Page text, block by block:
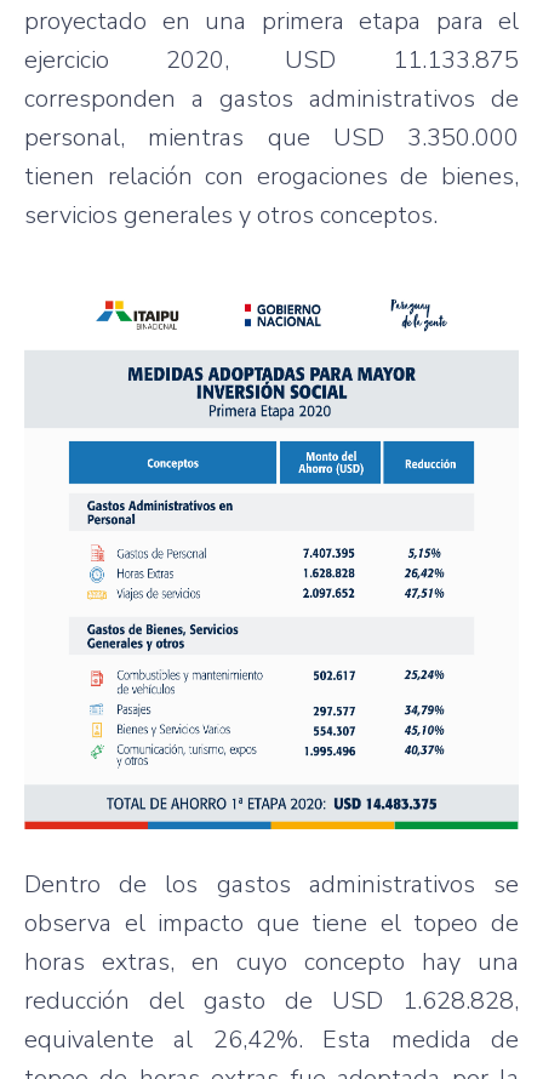
proyectado en una primera etapa para el
ejercicio 2020, USD 11.133.875
corresponden a gastos administrativos de
personal, mientras que USD 3.350.000
tienen relación con erogaciones de bienes,
servicios generales y otros conceptos.
Dentro de los gastos administrativos se
observa el impacto que tiene el topeo de
horas extras, en cuyo concepto hay una
reducción del gasto de USD 1.628.828,
equivalente al 26,42%. Esta medida de